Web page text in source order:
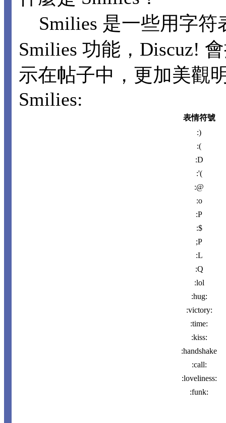
Smilies 是一些用字符
Smilies 功能，Discuz!
示在帖子中，更加美觀
Smilies:
表情符號
:)
:(
:D
:'(
:@
:o
:P
:$
;P
:L
:Q
:lol
:hug:
:victory:
:time:
:kiss:
:handshake
:call:
:loveliness:
:funk: